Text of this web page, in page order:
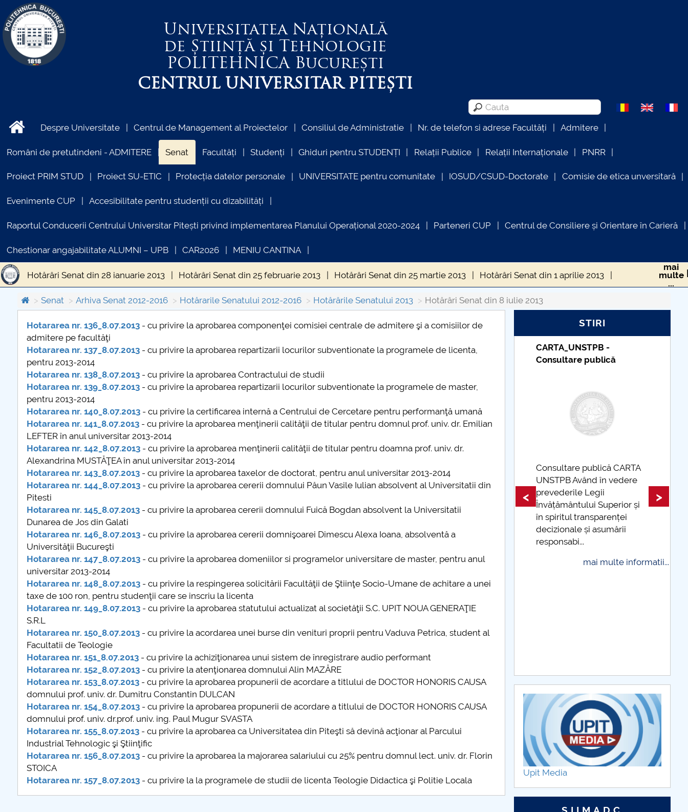
Universitatea Națională
de Știință și Tehnologie
POLITEHNICABucurești
CENTRUL UNIVERSITAR PITEȘTI
Despre Universitate Centrul de Management al Proiectelor Consiliul de Administratie Nr. de telefon si adrese Facultăți Admitere
Români de pretutindeni - ADMITERE Senat Facultăți Studenți Ghiduri pentru STUDENȚI Relații Publice Relații Internaționale PNRR
Proiect PRIM STUD Proiect SU-ETIC Protecția datelor personale UNIVERSITATE pentru comunitate IOSUD/CSUD-Doctorate Comisie de etica unversitară
Evenimente CUP Accesibilitate pentru studenții cu dizabilități
Raportul Conducerii Centrului Universitar Pitești privind implementarea Planului Operațional 2020-2024 Parteneri CUP Centrul de Consiliere și Orientare în Carieră
Chestionar angajabilitate ALUMNI – UPB CAR2026 MENIU CANTINA
Hotărâri Senat din 28 ianuarie 2013 Hotărâri Senat din 25 februarie 2013 Hotărâri Senat din 25 martie 2013 Hotărâri Senat din 1 aprilie 2013
Hotărâri Senat din 29 aprilie 2013 Hotărâri Senat din 31 mai 2013 Hotărâri Senat din 17 iunie 2013 Hotărâri Senat din 8 iulie 2013
Hotărâri Senat din 30 iulie 2013 Hotărâri Senat din 17 septembrie 2013 Hotărâri Senat din 30 septembrie 2013 Hotărâri Senat din 28 octombrie 2013
Hotărâri Senat din 5 noiembrie 2013 Hotărâri Senat din 12 decembrie 2013
mai
multe
...
Senat
Arhiva Senat 2012-2016 Hotărarile Senatului 2012-2016 Hotărârile Senatului 2013 Hotărâri Senat din 8 iulie 2013
Hotararea nr. 136_8.07.2013- cu privire la aprobarea componenţei comisiei centrale de admitere şi a comisiilor de
admitere pe facultăţi
Hotararea nr. 137_8.07.2013 - cu privire la aprobarea repartizarii locurilor subventionate la programele de licenta,
pentru 2013-2014
Hotararea nr. 138_8.07.2013 - cu privire la aprobarea Contractului de studii
Hotararea nr. 139_8.07.2013 - cu privire la aprobarea repartizarii locurilor subventionate la programele de master,
pentru 2013-2014
Hotararea nr. 140_8.07.2013- cu privire la certificarea internă a Centrului de Cercetare pentru performanţă umană
Hotararea nr. 141_8.07.2013 - cu privire la aprobarea menţinerii calităţii de titular pentru domnul prof. univ. dr. Emilian
LEFTER în anul universitar 2013-2014
Hotararea nr. 142_8.07.2013- cu privire la aprobarea menţinerii calităţii de titular pentru doamna prof. univ. dr.
Alexandrina MUSTĂŢEA în anul universitar 2013-2014
Hotararea nr. 143_8.07.2013- cu privire la aprobarea taxelor de doctorat, pentru anul universitar 2013-2014
Hotararea nr. 144_8.07.2013- cu privire la aprobarea cererii domnului Păun Vasile Iulian absolvent al Universitatii din
Pitesti
Hotararea nr. 145_8.07.2013- cu privire la aprobarea cererii domnului Fuică Bogdan absolvent la Universitatii
Dunarea de Jos din Galati
Hotararea nr. 146_8.07.2013- cu privire la aprobarea cererii domnişoarei Dimescu Alexa Ioana, absolventă a
Universităţii Bucureşti
Hotararea nr. 147_8.07.2013- cu privire la aprobarea domeniilor si programelor universitare de master, pentru anul
universitar 2013-2014
Hotararea nr. 148_8.07.2013 - cu privire la respingerea solicitării Facultăţii de Ştiinţe Socio-Umane de achitare a unei
taxe de 100 ron, pentru studenţii care se inscriu la licenta
Hotararea nr. 149_8.07.2013 - cu privire la aprobarea statutului actualizat al societăţii S.C. UPIT NOUA GENERAŢIE
S.R.L
Hotararea nr. 150_8.07.2013- cu privire la acordarea unei burse din venituri proprii pentru Vaduva Petrica, student al
Facultatii de Teologie
Hotararea nr. 151_8.07.2013- cu privire la achiziţionarea unui sistem de înregistrare audio performant
Hotararea nr. 152_8.07.2013- cu privire la atenţionarea domnului Alin MAZĂRE
Hotararea nr. 153_8.07.2013- cu privire la aprobarea propunerii de acordare a titlului de DOCTOR HONORIS CAUSA
domnului prof. univ. dr. Dumitru Constantin DULCAN
Hotararea nr. 154_8.07.2013- cu privire la aprobarea propunerii de acordare a titlului de DOCTOR HONORIS CAUSA
domnului prof. univ. dr.prof. univ. ing. Paul Mugur SVASTA
Hotararea nr. 155_8.07.2013- cu privire la aprobarea ca Universitatea din Piteşti să devină acţionar al Parcului
Industrial Tehnologic şi Ştiinţific
Hotararea nr. 156_8.07.2013- cu privire la aprobarea la majorarea salariului cu 25% pentru domnul lect. univ. dr. Florin
STOICA
Hotararea nr. 157_8.07.2013- cu privire la la programele de studii de licenta Teologie Didactica şi Politie Locala
STIRI
COMUNICAT DE PRESA
PRIMSTUD 26.03.2026
COMUNICAT Eveniment de
informare și promovare a
ofertei educaționale
universitare la Colegiul
Teoretic „Ion Cantacuzino”
Piteşti 26.03.2026
COMUNICAT Eveniment de
informare �...
INFORMATII ACTE STUDII
CARTA_UNSTPB -
Consultare publică CARTA
UNSTPB Având în vedere
Învățământului Superior și
decizionale și asumării
responsabi...
mai multe informatii...
Taxe de școlarizare
indexate – Centrul
Taxe de școlarizare
indexate Taxele se pot plăti
și cu cardul
mai multe informatii...
< >
Upit Media